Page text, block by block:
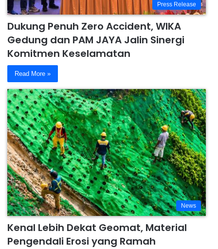
Press Release
Dukung Penuh Zero Accident, WIKA
Gedung dan PAM JAYA Jalin Sinergi
Komitmen Keselamatan
Read More »
News
Kenal Lebih Dekat Geomat, Material
Pengendali Erosi yang Ramah